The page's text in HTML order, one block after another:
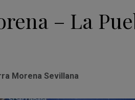
– La
Morena Sevillana